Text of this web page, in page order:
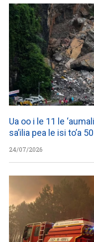
Ua oo i le 11 le
sa’ilia pea le isi to’a 50
24/07/2026